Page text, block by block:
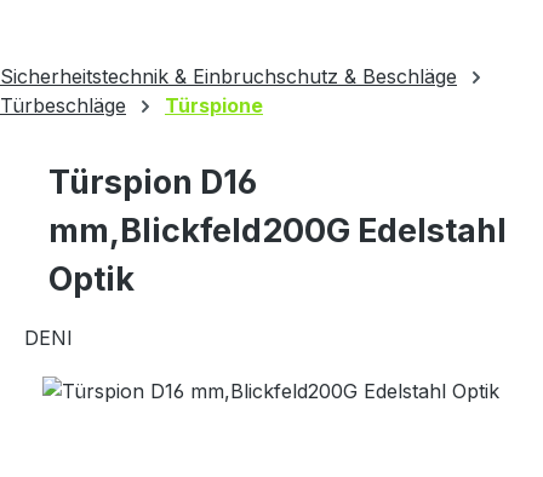
Sicherheitstechnik & Einbruchschutz & Beschläge
Türbeschläge
Türspione
Türspion D16
mm,Blickfeld200G Edelstahl
Optik
DENI
Bildergalerie überspringen